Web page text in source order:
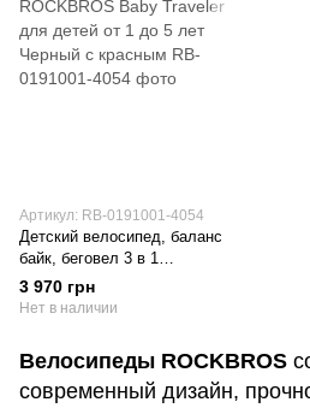
Артикул: RB-0191001-4054
Детский велосипед, баланс
байк, беговел 3 в 1
ROCKBROS Baby Traveler для
детей от 1 до 5 лет Черный с
3 970 грн
Нет в наличии
Велосипеды ROCKBROS
современный дизайн,